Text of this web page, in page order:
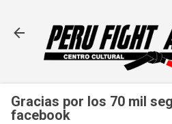
Gracias por los 70 mil
facebook